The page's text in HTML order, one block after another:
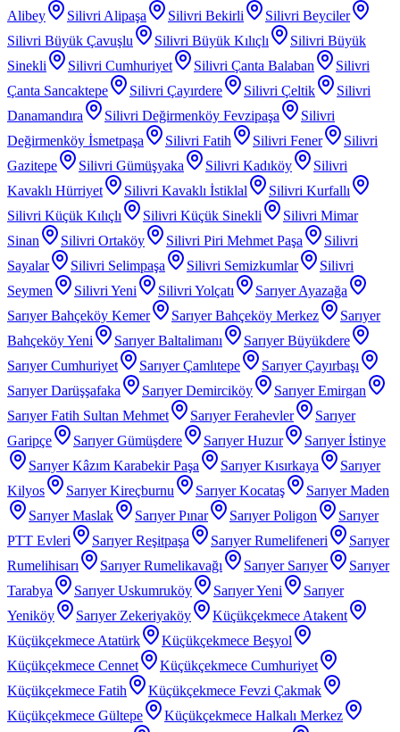
Alibey
Silivri Alipaşa Silivri Bekirli
Silivri Beyciler
Silivri Büyük Çavuşlu
Silivri Büyük Kılıçlı
Silivri Büyük
Sinekli
Silivri Cumhuriyet Silivri Çanta Balaban
Silivri
Çanta Sancaktepe
Silivri Çayırdere Silivri Çeltik
Silivri
Danamandıra
Silivri Değirmenköy Fevzipaşa
Silivri
Değirmenköy İsmetpaşa
Silivri Fatih Silivri Fener
Silivri
Gazitepe
Silivri Gümüşyaka Silivri Kadıköy
Silivri
Kavaklı Hürriyet
Silivri Kavaklı İstiklal
Silivri Kurfallı
Silivri Küçük Kılıçlı
Silivri Küçük Sinekli
Silivri Mimar
Sinan
Silivri Ortaköy Silivri Piri Mehmet Paşa
Silivri
Sayalar
Silivri Selimpaşa Silivri Semizkumlar
Silivri
Seymen
Silivri Yeni Silivri Yolçatı
Sarıyer Ayazağa
Sarıyer Bahçeköy Kemer
Sarıyer Bahçeköy Merkez
Sarıyer
Bahçeköy Yeni
Sarıyer Baltalimanı
Sarıyer Büyükdere
Sarıyer Cumhuriyet
Sarıyer Çamlıtepe
Sarıyer Çayırbaşı
Sarıyer Darüşşafaka
Sarıyer Demirciköy
Sarıyer Emirgan
Sarıyer Fatih Sultan Mehmet
Sarıyer Ferahevler
Sarıyer
Garipçe
Sarıyer Gümüşdere Sarıyer Huzur
Sarıyer İstinye
Sarıyer Kâzım Karabekir Paşa
Sarıyer Kısırkaya
Sarıyer
Kilyos
Sarıyer Kireçburnu Sarıyer Kocataş
Sarıyer Maden
Sarıyer Maslak
Sarıyer Pınar Sarıyer Poligon
Sarıyer
PTT Evleri
Sarıyer Reşitpaşa Sarıyer Rumelifeneri
Sarıyer
Rumelihisarı
Sarıyer Rumelikavağı Sarıyer Sarıyer
Sarıyer
Tarabya
Sarıyer Uskumruköy Sarıyer Yeni
Sarıyer
Yeniköy
Sarıyer Zekeriyaköy
Küçükçekmece Atakent
Küçükçekmece Atatürk
Küçükçekmece Beşyol
Küçükçekmece Cennet
Küçükçekmece Cumhuriyet
Küçükçekmece Fatih
Küçükçekmece Fevzi Çakmak
Küçükçekmece Gültepe
Küçükçekmece Halkalı Merkez